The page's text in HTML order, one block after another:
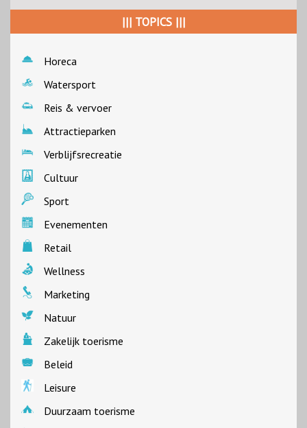
||| TOPICS |||
Horeca
Watersport
Reis & vervoer
Attractieparken
Verblijfsrecreatie
Cultuur
Sport
Evenementen
Retail
Wellness
Marketing
Natuur
Zakelijk toerisme
Beleid
Leisure
Duurzaam toerisme